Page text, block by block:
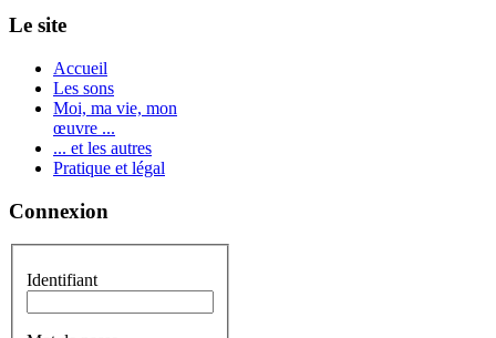
Le site
Accueil
Les sons
Moi, ma vie, mon
œuvre ...
... et les autres
Pratique et légal
Connexion
Identifiant